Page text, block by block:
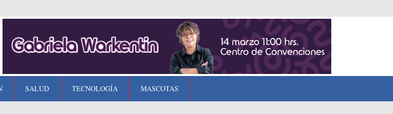
SALUD TECNOLOGÍA MASCOTAS